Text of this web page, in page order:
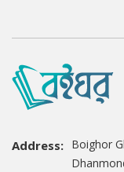
Address: Boighor